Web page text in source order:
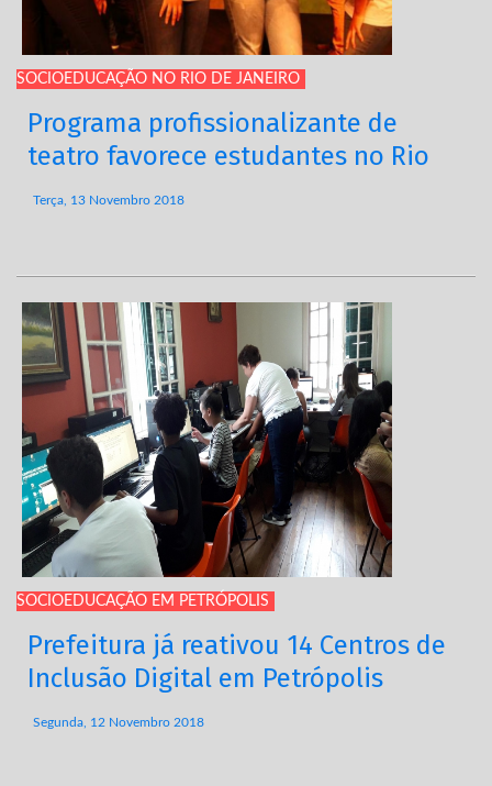
SOCIOEDUCAÇÃO NO RIO DE JANEIRO
Programa profissionalizante de
teatro favorece estudantes no Rio
Terça, 13 Novembro 2018
SOCIOEDUCAÇÃO EM PETRÓPOLIS
Prefeitura já reativou 14 Centros de
Inclusão Digital em Petrópolis
Segunda, 12 Novembro 2018